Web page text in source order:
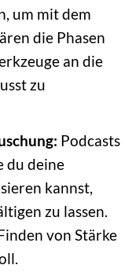
um mit dem
die Phasen
an die
zu
Podcasts
du deine
kannst,
zu lassen.
von Stärke